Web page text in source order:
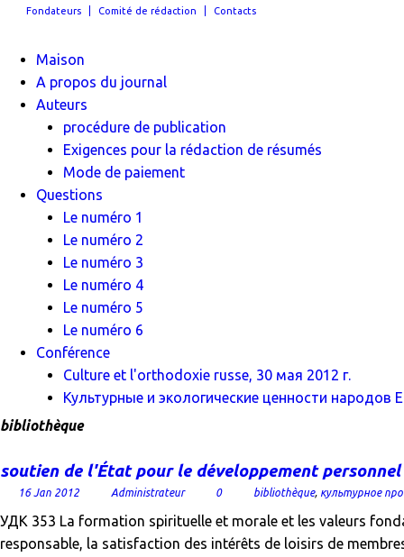
Fondateurs Comité de rédaction Contacts
Maison
A propos du journal
Auteurs
procédure de publication
Exigences pour la rédaction de résumés
Mode de paiement
Questions
Le numéro 1
Le numéro 2
Le numéro 3
Le numéro 4
Le numéro 5
Le numéro 6
Conférence
Culture et l'orthodoxie russe, 30 мая 2012 г.
Культурные и экологические ценности народов
bibliothèque
soutien de l'État pour le développement
16 Jan 2012 Administrateur 0 bibliothèque, культурное
УДК 353 La formation spirituelle et morale et les valeurs
responsable, la satisfaction des intérêts de loisirs de